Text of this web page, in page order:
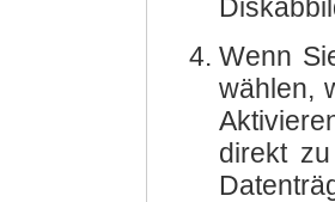
Wenn
wählen,
direkt